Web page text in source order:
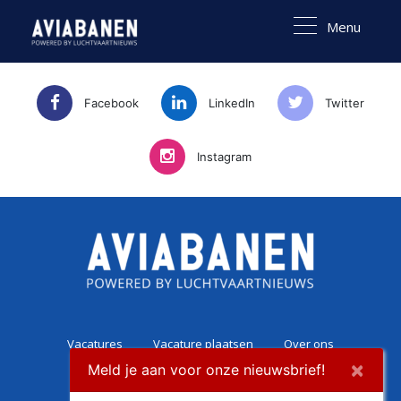
Menu
Facebook LinkedIn Twitter
Instagram
Vacatures Vacature plaatsen
Over ons
Career Experience
Contact
Meld je aan voor onze nieuwsbrief! ×